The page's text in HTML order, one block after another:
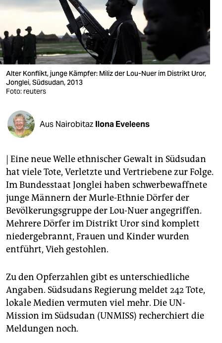
nord
wahrheit
verlag
verlag
veranstaltungen
shop
fragen & hilfe
abo
genossenschaft
epaper login
Alter Konflikt, junge Kämpfer: Miliz der Lou-Nuer im Distrikt Uror,
Jonglei, Südsudan, 2013
Foto: reuters
Aus Nairobitaz Ilona Eveleens
| Eine neue Welle ethnischer Gewalt in Südsudan
hat viele Tote, Verletzte und Vertriebene zur Folge.
Im Bundesstaat Jonglei haben schwerbewaffnete
junge Männern der Murle-Ethnie Dörfer der
Bevölkerungsgruppe der Lou-Nuer angegriffen.
Mehrere Dörfer im Distrikt Uror sind komplett
niedergebrannt, Frauen und Kinder wurden
entführt, Vieh gestohlen.
Zu den Opferzahlen gibt es unterschiedliche
Angaben. Südsudans Regierung meldet 242 Tote,
lokale Medien vermuten viel mehr. Die UN-
Mission im Südsudan (UNMISS) recherchiert die
Meldungen noch.